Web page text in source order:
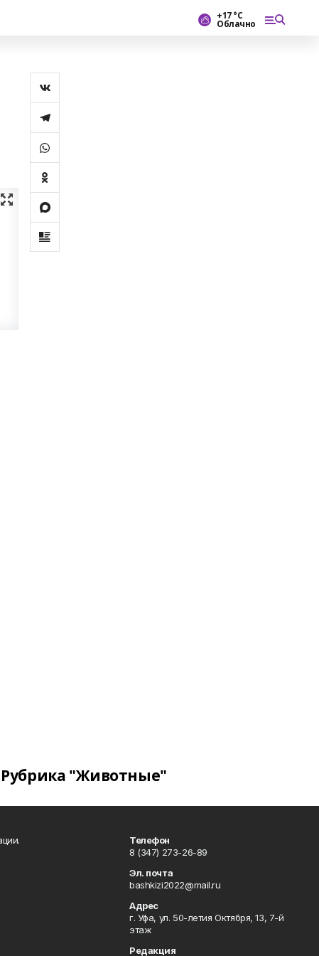
+17 °С
Облачно
Рубрика "Животные"
Телефон
8 (347) 273-26-89
Эл. почта
bashkizi2022@mail.ru
Адрес
г. Уфа, ул. 50-летия Октября, 13, 7-й
этаж
Редакция